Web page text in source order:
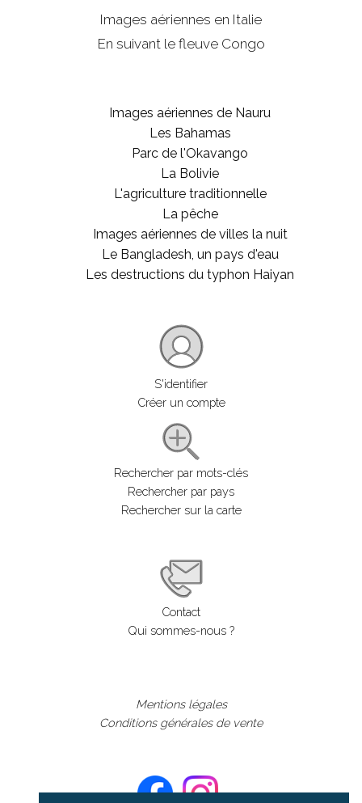
Images aériennes en Italie
En suivant le fleuve Congo
Images aériennes de Nauru
Les Bahamas
Parc de l'Okavango
La Bolivie
L'agriculture traditionnelle
La pêche
Images aériennes de villes la nuit
Le Bangladesh, un pays d'eau
Les destructions du typhon Haiyan
S'identifier
Créer un compte
Rechercher par mots-clés
Rechercher par pays
Rechercher sur la carte
Contact
Qui sommes-nous ?
Mentions légales
Conditions générales de vente